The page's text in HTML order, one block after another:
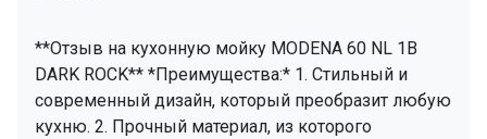
**Отзыв на кухонную мойку MODENA 60 NL 1B
DARK ROCK** *Преимущества:* 1. Стильный и
современный дизайн, который преобразит любую
кухню. 2. Прочный материал, из которого